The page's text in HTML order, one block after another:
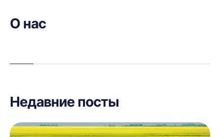
О нас
Недавние посты